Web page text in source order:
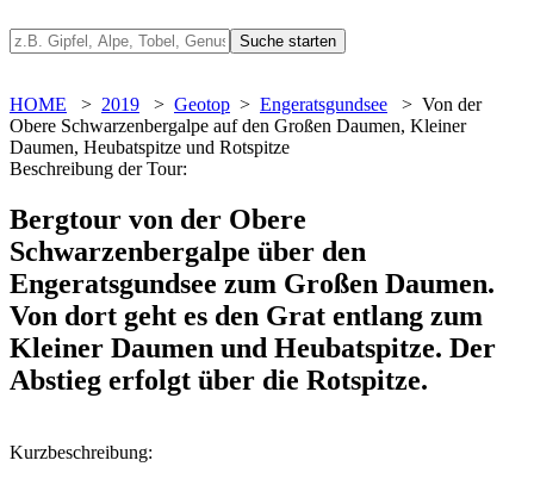
HOME > 2019 > Geotop > Engeratsgundsee > Von der
Obere Schwarzenbergalpe auf den Großen Daumen, Kleiner
Daumen, Heubatspitze und Rotspitze
Beschreibung der Tour:
Bergtour von der Obere
Schwarzenbergalpe über den
Engeratsgundsee zum Großen Daumen.
Von dort geht es den Grat entlang zum
Kleiner Daumen und Heubatspitze. Der
Abstieg erfolgt über die Rotspitze.
Kurzbeschreibung: